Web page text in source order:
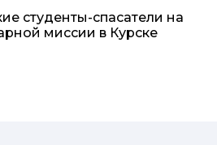
студенты-спасатели на
миссии в Курске